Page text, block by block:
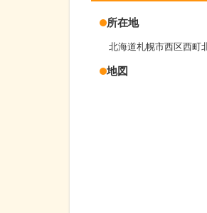
所在地
北海道札幌市西区西町
地図